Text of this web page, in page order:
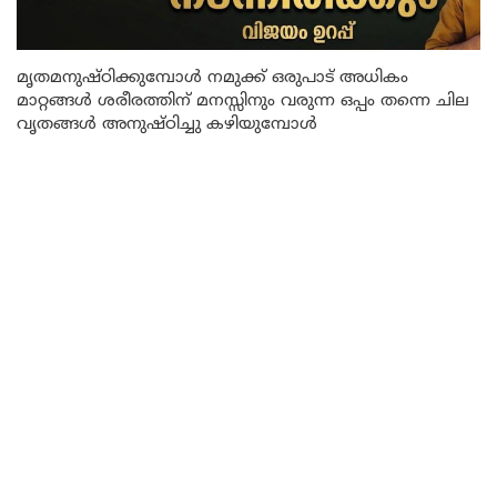
മൃതമനുഷ്ഠിക്കുമ്പോൾ നമുക്ക് ഒരുപാട് അധികം
മാറ്റങ്ങൾ ശരീരത്തിന് മനസ്സിനും വരുന്ന ഒപ്പം തന്നെ ചില
വൃതങ്ങൾ അനുഷ്ഠിച്ചു കഴിയുമ്പോൾ